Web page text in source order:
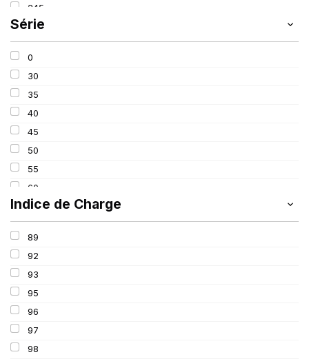
245
255
265
275
285
295
305
315
325
Série
0
30
35
40
45
50
55
60
65
70
75
80
85
100
Indice de Charge
89
92
93
95
96
97
98